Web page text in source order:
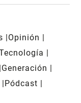
Opinión
Generación
Pódcast